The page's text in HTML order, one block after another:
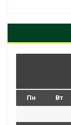
Пн Вт